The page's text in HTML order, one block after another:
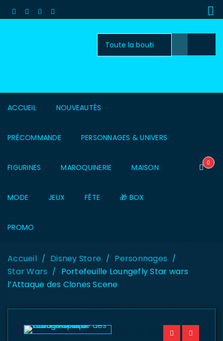
ACCUEIL NOUVEAUTÉS
PRÉCOMMANDE PERSONNAGES & UNIVERS
FIGURINES MAROQUINERIE MAISON
MODE JEUX FÊTE 🎁 BOX
PROMO
0
Accueil / Disney Store / Personnages /
Star Wars /
Portefeuille Loungefly Star wars
l’Attaque des Clones Scene